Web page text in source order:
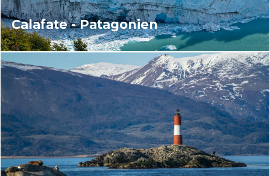
Calafate - Patagonien